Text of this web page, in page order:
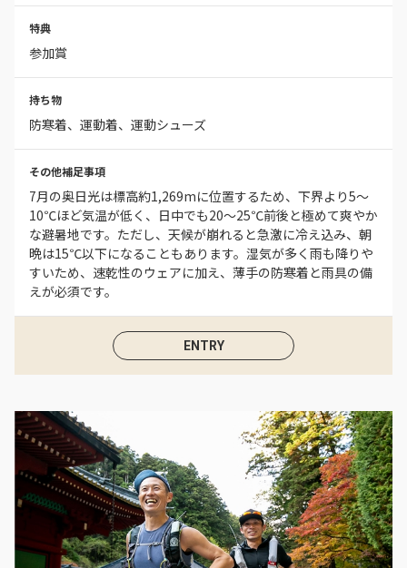
特典
参加賞
持ち物
防寒着、運動着、運動シューズ
その他補足事項
7月の奥日光は標高約1,269mに位置するため、下界より5〜
10℃ほど気温が低く、日中でも20〜25℃前後と極めて爽やか
な避暑地です。ただし、天候が崩れると急激に冷え込み、朝
晩は15℃以下になることもあります。湿気が多く雨も降りや
すいため、速乾性のウェアに加え、薄手の防寒着と雨具の備
えが必須です。
ENTRY